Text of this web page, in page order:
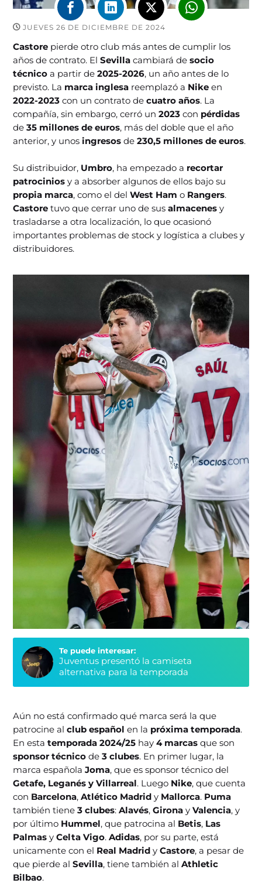
JUEVES 26 DE DICIEMBRE DE 2024
Castore pierde otro club más antes de cumplir los
años de contrato. ElSevillacambiará desocio
técnicoa partir de2025-2026, un año antes de lo
previsto. La marca inglesa reemplazó a Nikeen
2022-2023con un contrato decuatro años. La
compañía, sin embargo, cerró un2023con pérdidas
de35 millones de euros, más del doble que el año
anterior, y unosingresosde230,5 millones de euros.
Su distribuidor, Umbro, ha empezado a recortar
patrociniosy a absorber algunos de ellos bajo su
propia marca, como el delWest Hamo Rangers.
Castoretuvo que cerrar uno de susalmacenesy
trasladarse a otra localización, lo que ocasionó
importantes problemas de stock y logística a clubes y
distribuidores.
Te puede interesar:
Juventus presentó la camiseta
alternativa para la temporada
Aún no está confirmado qué marca será la que
patrocine alclub españolen la próxima temporada.
En estatemporada 2024/25 hay4 marcasque son
sponsor técnicode3 clubes. En primer lugar, la
marca españolaJoma, que es sponsor técnico del
Getafe, Leganés y Villarreal. Luego Nike, que cuenta
con Barcelona,Atlético Madridy Mallorca. Puma
también tiene3 clubes:Alavés,GironayValencia, y
por último Hummel, que patrocina al Betis, Las
PalmasyCelta Vigo.Adidas, por su parte, está
unicamente con el Real MadridyCastore, a pesar de
que pierde alSevilla, tiene también alAthletic
Bilbao.